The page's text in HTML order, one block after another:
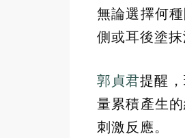
無論選擇何
側或耳後塗
郭貞君提醒
量累積產生
刺激反應。